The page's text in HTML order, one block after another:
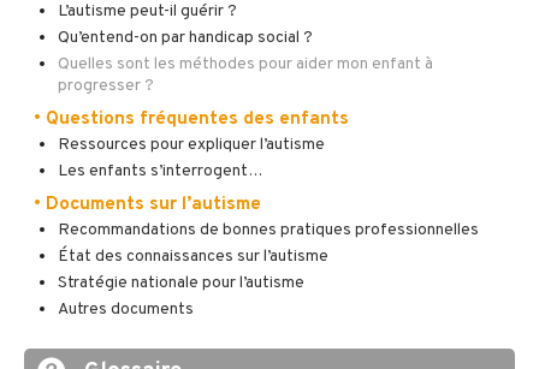
L’autisme peut-il guérir ?
Qu’entend-on par handicap social ?
Quelles sont les méthodes pour aider mon enfant à
progresser ?
• Questions fréquentes des enfants
Ressources pour expliquer l’autisme
Les enfants s’interrogent…
• Documents sur l’autisme
Recommandations de bonnes pratiques professionnelles
État des connaissances sur l’autisme
Stratégie nationale pour l’autisme
Autres documents